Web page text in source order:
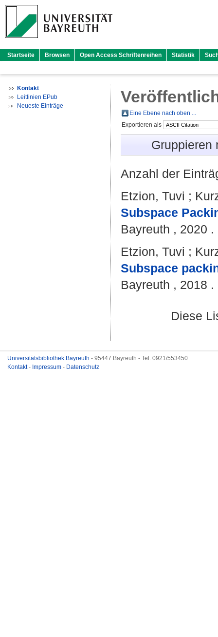
Startseite Browsen Open Access Schriftenreihen Statistik
Kontakt
Leitlinien EPub
Neueste Einträge
Eine Ebene nach oben ...
Exportieren als
Anzahl der
Etzion, Tuvi ;
Subspace
Bayreuth , 2020 .
Etzion, Tuvi ;
Subspace
Bayreuth , 2018 .
Diese
Universitätsbibliothek Bayreuth - 95447 Bayreuth - Tel. 0921/553450
Kontakt- Impressum - Datenschutz